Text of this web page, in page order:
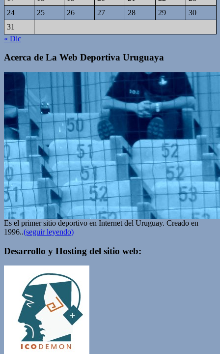
24
25 26 27 28 29
30
31
« Dic
Acerca de La Web Deportiva Uruguaya
Es el primer sitio deportivo en Internet del Uruguay. Creado en
1996..(seguir leyendo)
Desarrollo y Hosting del sitio web: